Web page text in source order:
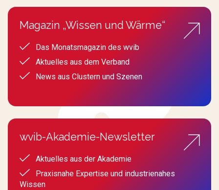
Magazin „Wissen und Wärme“
Das Monatsmagazin des wvib
Aktuelles aus dem Verband
News aus Clustern und Szenen
wvib-Akademie-Newsletter
Aktuelles aus der Akademie
Praxisnahe Expertise und industrienahes
Wissen